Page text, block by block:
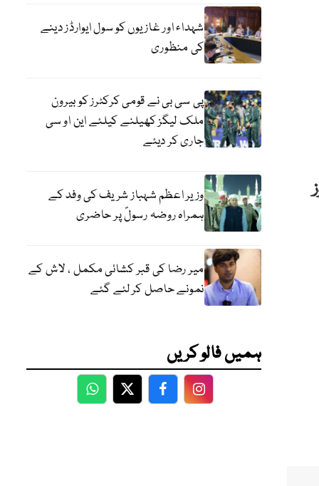
شہداء اور غازیوں کو سول ایوارڈز دینے
کی منظوری
پی سی بی نے قومی کرکٹرز کو بیرون
ملک لیگز کھیلنے کیلئے این او سی
جاری کر دیئے
وزیر اعظم شہباز شریف کی وفد کے
ہمراہ روضہ رسولؐ پر حاضری
میر رضا کی قبر کشائی مکمل ، لاش کے
نمونے حاصل کر لئے گئے
ہمیں فالو کریں
WhatsApp
TwitterFacebookFacebook